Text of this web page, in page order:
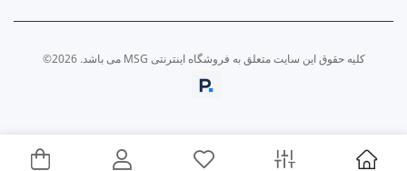
کلیه حقوق این سایت متعلق به فروشگاه اینترنتی MSG می باشد. 2026©